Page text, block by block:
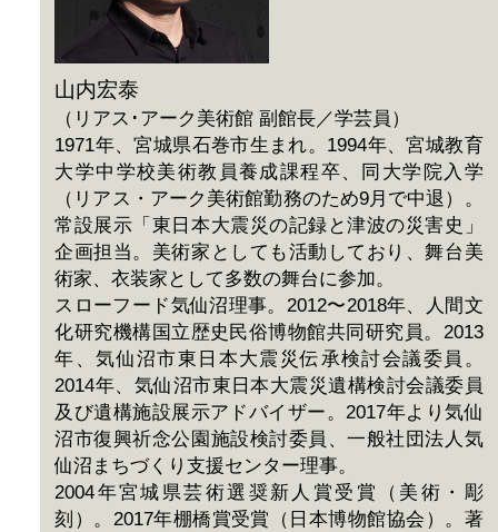
山内宏泰
（リアス･アーク美術館 副館長／学芸員）
1971年、宮城県石巻市生まれ。1994年、宮城教育
大学中学校美術教員養成課程卒、同大学院入学
（リアス・アーク美術館勤務のため9月で中退）。
常設展示「東日本大震災の記録と津波の災害史」
企画担当。美術家としても活動しており、舞台美
術家、衣装家として多数の舞台に参加。
スローフード気仙沼理事。2012〜2018年、人間文
化研究機構国立歴史民俗博物館共同研究員。2013
年、気仙沼市東日本大震災伝承検討会議委員。
2014年、気仙沼市東日本大震災遺構検討会議委員
及び遺構施設展示アドバイザー。2017年より気仙
沼市復興祈念公園施設検討委員、一般社団法人気
仙沼まちづくり支援センター理事。
2004年宮城県芸術選奨新人賞受賞（美術・彫
刻）。2017年棚橋賞受賞（日本博物館協会）。著